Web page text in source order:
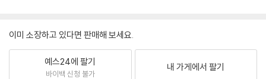
이미 소장하고 있다면 판매해 보세요.
예스24에 팔기
바이백 신청 불가
내 가게에서 팔기